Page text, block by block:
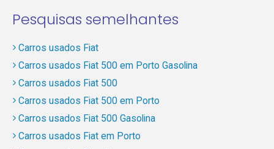
Pesquisas semelhantes
Carros usados Fiat
Carros usados Fiat 500 em Porto Gasolina
Carros usados Fiat 500
Carros usados Fiat 500 em Porto
Carros usados Fiat 500 Gasolina
Carros usados Fiat em Porto